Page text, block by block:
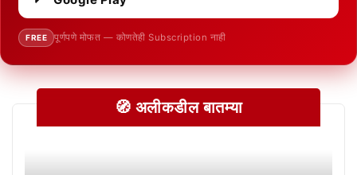
FREE पूर्णपणे मोफत — कोणतेही Subscription नाही
🧭 अलीकडील बातम्या